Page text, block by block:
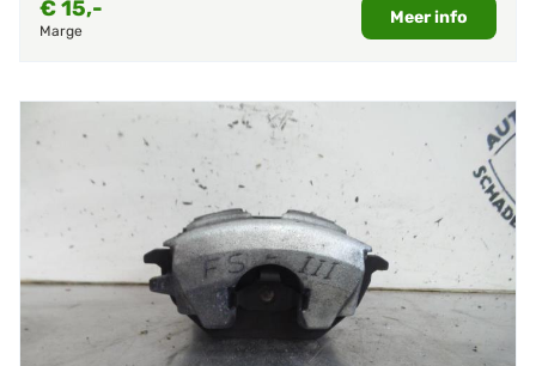
€15,-
Marge
Meer info